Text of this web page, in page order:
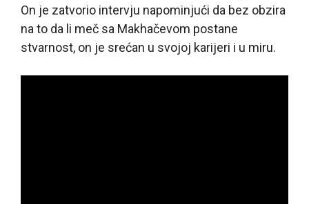
On je zatvorio intervju napominjući da bez obzira
na to da li meč sa Makhačevom postane
stvarnost, on je srećan u svojoj karijeri i u miru.